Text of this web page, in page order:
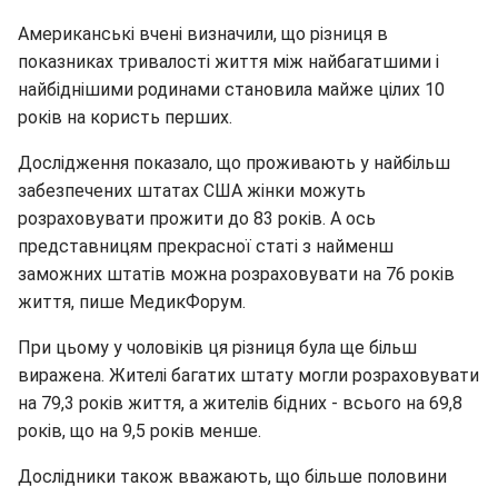
Американські вчені визначили, що різниця в
показниках тривалості життя між найбагатшими і
найбіднішими родинами становила майже цілих 10
років на користь перших.
Дослідження показало, що проживають у найбільш
забезпечених штатах США жінки можуть
розраховувати прожити до 83 років. А ось
представницям прекрасної статі з найменш
заможних штатів можна розраховувати на 76 років
життя, пише МедикФорум.
При цьому у чоловіків ця різниця була ще більш
виражена. Жителі багатих штату могли розраховувати
на 79,3 років життя, а жителів бідних - всього на 69,8
років, що на 9,5 років менше.
Дослідники також вважають, що більше половини